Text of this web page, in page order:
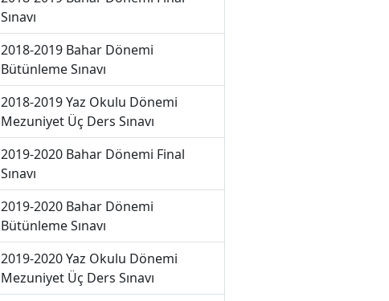
Sınavı
2018-2019 Bahar Dönemi
Bütünleme Sınavı
2018-2019 Yaz Okulu Dönemi
Mezuniyet Üç Ders Sınavı
2019-2020 Bahar Dönemi Final
Sınavı
2019-2020 Bahar Dönemi
Bütünleme Sınavı
2019-2020 Yaz Okulu Dönemi
Mezuniyet Üç Ders Sınavı